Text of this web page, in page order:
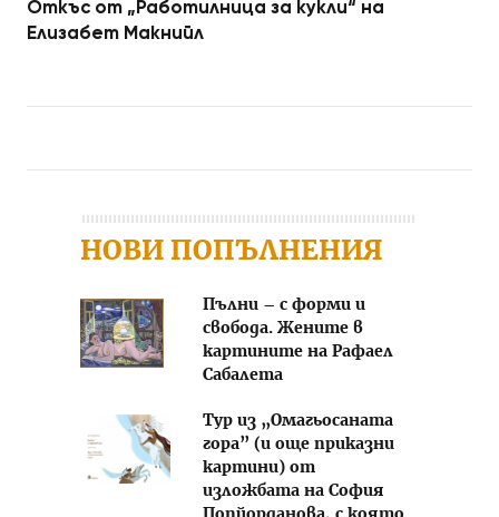
Откъс от „Работилница за кукли“ на
Елизабет Макнийл
НОВИ ПОПЪЛНЕНИЯ
Пълни – с форми и
свобода. Жените в
картините на Рафаел
Сабалета
Тур из „Омагьосаната
гора” (и още приказни
картини) от
изложбата на София